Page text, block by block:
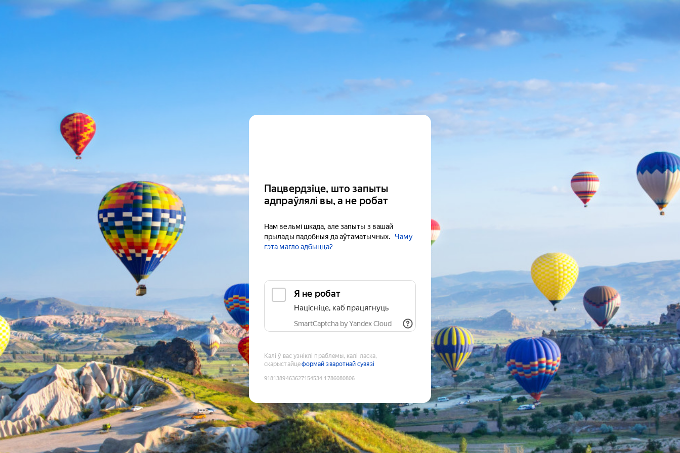
Пацвердзіце, што запыты
адпраўлялі вы, а не робат
Нам вельмі шкада, але запыты з вашай
прылады падобныя да аўтаматычных.
Чаму
гэта магло адбыцца?
Я не робат
Націсніце, каб працягнуць
SmartCaptcha by Yandex Cloud
Калі ў вас узніклі праблемы, калі ласка,
скарыстайцеформай зваротнай сувязі
9181389463627154534:1786080806